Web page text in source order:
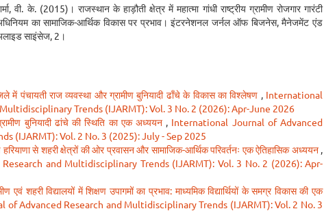
वी. के. (2015)। राजस्थान के हाड़ौती क्षेत्र में महात्मा गांधी राष्ट्रीय ग्रामीण रोजगार गारंटी
का सामाजिक-आर्थिक विकास पर प्रभाव। इंटरनेशनल जर्नल ऑफ बिजनेस, मैनेजमेंट एंड
साइंसेज, 2।
में पंचायती राज व्यवस्था और ग्रामीण बुनियादी ढाँचे के विकास का विश्लेषण , International
Trends (IJARMT): Vol. 3 No. 2 (2026): Apr-June 2026
बुनियादी ढांचे की स्थिति का एक अध्ययन , International Journal of Advanced
(IJARMT): Vol. 2 No. 3 (2025): July - Sep 2025
हरियाणा से शहरी क्षेत्रों की ओर प्रवासन और सामाजिक-आर्थिक परिवर्तनः एक ऐतिहासिक अध्ययन ,
and Multidisciplinary Trends (IJARMT): Vol. 3 No. 2 (2026): Apr-
एवं शहरी विद्यालयों में शिक्षण उपागमों का प्रभाव: माध्यमिक विद्यार्थियों के समग्र विकास की एक
of Advanced Research and Multidisciplinary Trends (IJARMT): Vol. 2 No. 3